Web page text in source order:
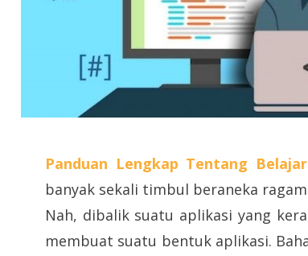
Panduan Lengkap Tentang
banyak sekali timbul beraneka
Nah, dibalik suatu aplikasi yang
membuat suatu bentuk aplikasi.